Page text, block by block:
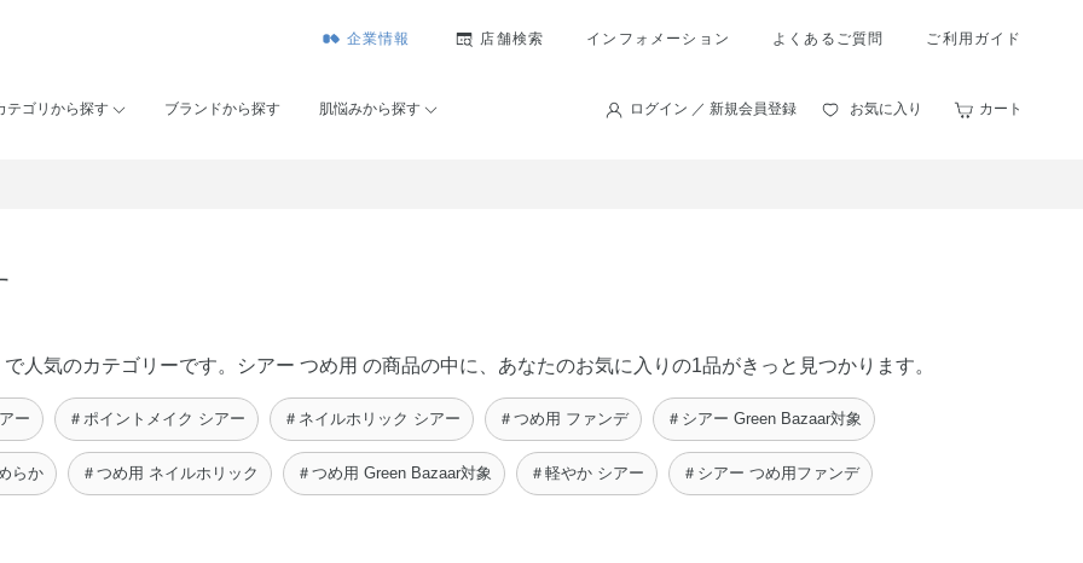
企業情報 店舗検索 インフォメーション よくあるご質問 ご利用ガイド
テゴリから探す ブランドから探す 肌悩みから探す ログイン ／ 新規会員登録 お気に入り カート
人気のカテゴリーです。シアー つめ用 の商品の中に、あなたのお気に入りの1品がきっと見つかります。
ー ＃ポイントメイク シアー ＃ネイルホリック シアー ＃つめ用 ファンデ ＃シアー Green Bazaar対象
らか ＃つめ用 ネイルホリック ＃つめ用 Green Bazaar対象 ＃軽やか シアー ＃シアー つめ用ファンデ